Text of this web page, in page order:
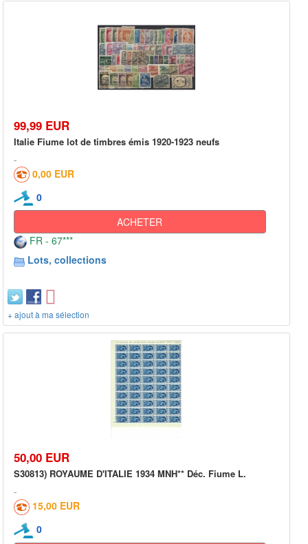
99,99 EUR
Italie Fiume lot de timbres émis 1920-1923 neufs
0,00 EUR
0
ACHETER
FR - 67***
Lots, collections
+ ajout à ma sélection
50,00 EUR
S30813) ROYAUME D'ITALIE 1934 MNH** Déc. Fiume L.
15,00 EUR
0